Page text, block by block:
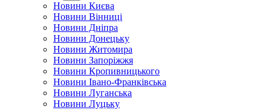
Новини Києва
Новини Вінниці
Новини Дніпра
Новини Донецьку
Новини Житомира
Новини Запоріжжя
Новини Кропивницького
Новини Івано-Франківська
Новини Луганська
Новини Луцьку